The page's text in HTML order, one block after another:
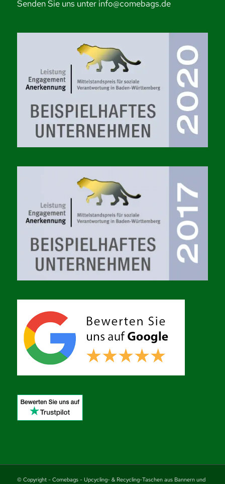
Senden Sie uns unter info@comebags.de
© Copyright - Comebags - Upcycling- & Recycling-Taschen aus Bannern und